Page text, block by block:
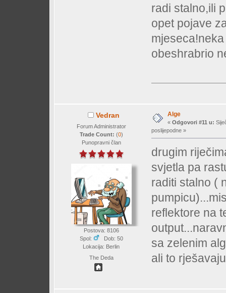
radi stalno,ili
opet pojave
obeshrabrio
Vedran
Forum Administrator
Trade Count: (0)
Punopravni član
Postova: 8106
Spol:
Dob: 50
Lokacija: Berlin
The Deda
Alge
« Odgovori #11 u:
poslijepodne »
drugim
svjetla pa
raditi stalno (
reflektore na
sa zelenim
ali to